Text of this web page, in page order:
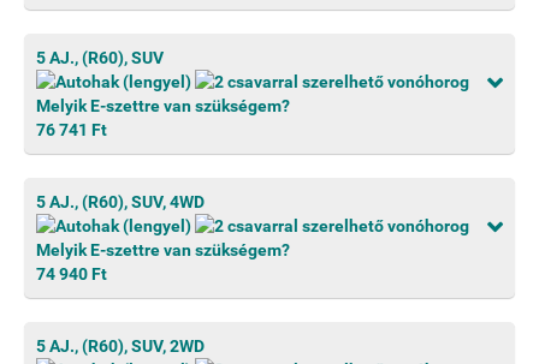
5 AJ., (R60), SUV
Melyik E-szettre van szükségem?
76 741 Ft
5 AJ., (R60), SUV, 4WD
Melyik E-szettre van szükségem?
74 940 Ft
5 AJ., (R60), SUV, 2WD